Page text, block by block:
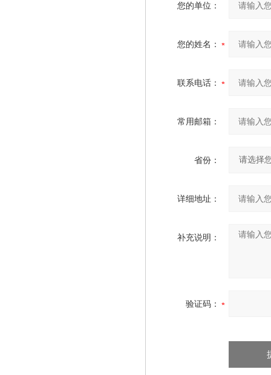
您的单位：
您的姓名：
联系电话：
常用邮箱：
省份：
详细地址：
补充说明：
验证码：